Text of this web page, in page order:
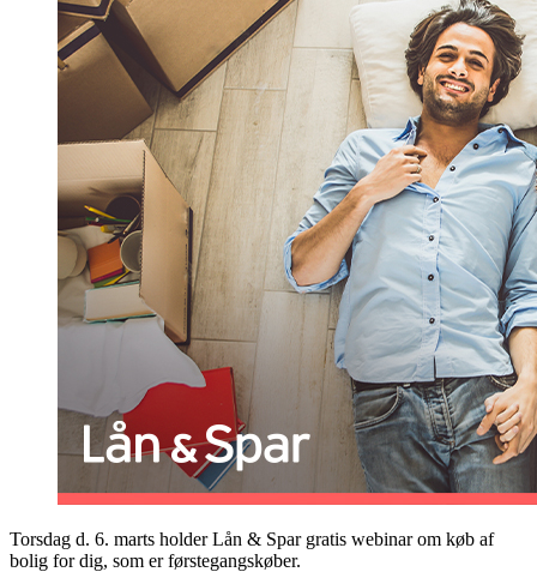
Torsdag d. 6. marts holder Lån & Spar gratis webinar om køb af
bolig for dig, som er førstegangskøber.